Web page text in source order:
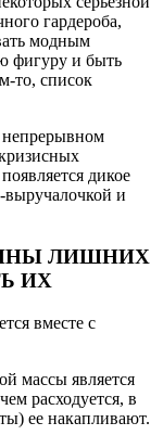
гардероба,
модным
фигуру и быть
то, список
непрерывном
дикое
выручалочкой и
ЛИШНИХ
ИХ
вместе с
массы является
расходуется, в
ее накапливают.